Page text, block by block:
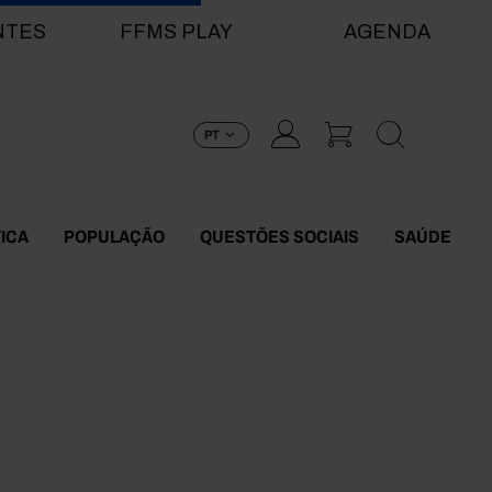
FFMS PLAY AGENDA
PT
POPULAÇÃO QUESTÕES SOCIAIS SAÚDE